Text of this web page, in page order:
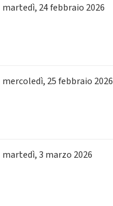
martedì, 24febbraio 2026
mercoledì, 25febbraio 2026
martedì,3 marzo 2026